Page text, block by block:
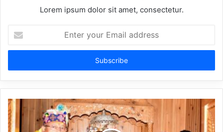
Lorem ipsum dolor sit amet, consectetur.
your
Email